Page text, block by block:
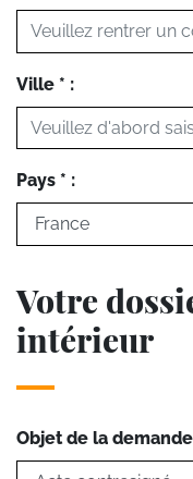
Ville * :
Pays * :
Votre
intérieur
Objet de la